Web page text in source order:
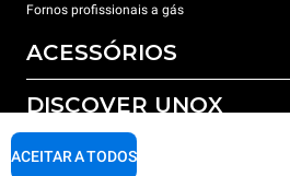
Fornos profissionais a gás
ACESSÓRIOS
Todos os acessórios
Detergents for automatic washing
DISCOVER UNOX
Os nossos escritórios no mundo
SUPPORT
ACEITAR A TODOS